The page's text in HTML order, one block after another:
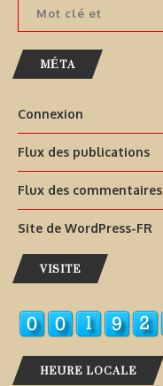
MÉTA
Connexion
Flux des publications
Flux des commentaires
Site de WordPress-FR
VISITE
HEURE LOCALE